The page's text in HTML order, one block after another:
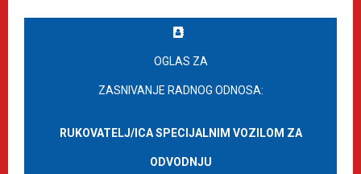
OGLAS ZA
ZASNIVANJE RADNOG ODNOSA:
RUKOVATELJ/ICA SPECIJALNIM VOZILOM ZA
ODVODNJU